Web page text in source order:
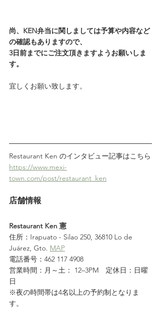
尚、KEN弁当に関しましては予算や内容など
の確認もありますので、
3日前までにご注文頂きますようお願いしま
す。
宜しくお願い致します。
Restaurant Ken のインタビュー記事はこちら
https://www.mexi-
town.com/post/restaurant_ken
店舗情報
Restaurant Ken 憲
住所：Irapuato - Silao 250, 36810 Lo de
Juárez, Gto. MAP
電話番号：462 117 4908
営業時間：月～土： 12–3PM　定休日：日曜
日
※夜の時間帯は4名以上の予約制となりま
す。